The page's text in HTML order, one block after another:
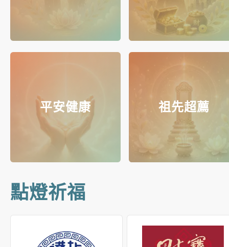
平安健康 祖先超薦
點燈祈福